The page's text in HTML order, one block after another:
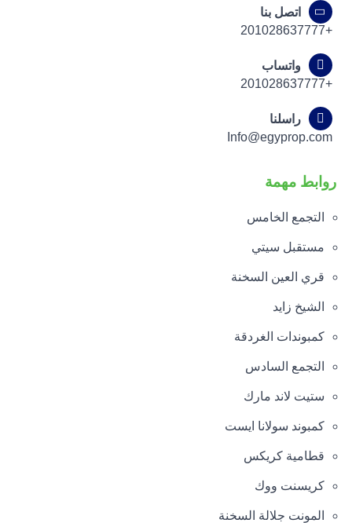
اتصل بنا
+201028637777
واتساب
+201028637777
راسلنا
Info@egyprop.com
روابط مهمة
التجمع الخامس
مستقبل سيتي
قري العين السخنة
الشيخ زايد
كمبوندات الغردقة
التجمع السادس
ستيت لاند مارك
كمبوند سولانا ايست
قطامية كريكس
كريسنت ووك
المونت جلالة السخنة